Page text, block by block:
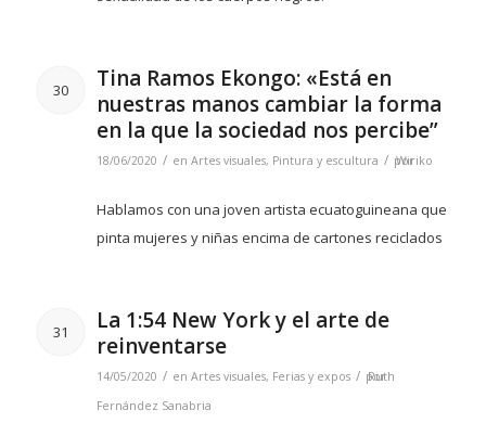
30
Tina Ramos Ekongo: «Está en
nuestras manos cambiar la forma
en la que la sociedad nos percibe”
18/06/2020 / en Artes visuales, Pintura y escultura / por
Wiriko
Hablamos con una joven artista ecuatoguineana que
pinta mujeres y niñas encima de cartones reciclados
31
La 1:54 New York y el arte de
reinventarse
14/05/2020 / en Artes visuales, Ferias y expos / por
Ruth
Fernández Sanabria